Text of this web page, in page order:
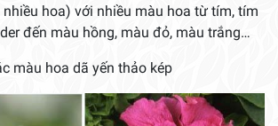
hoa) với nhiều màu hoa từ tím, tím
đến màu hồng, màu đỏ, màu trắng…
màu hoa dã yến thảo kép